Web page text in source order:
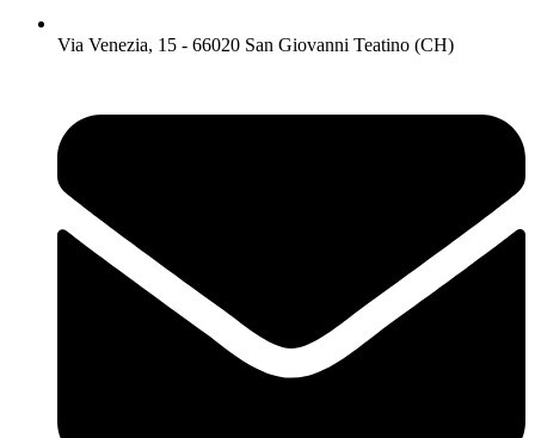
Via Venezia, 15 - 66020 San Giovanni Teatino (CH)